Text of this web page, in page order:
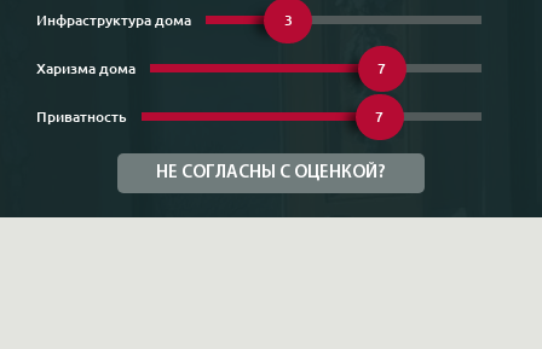
Инфраструктура дома 3
Харизма дома 7
Приватность 7
НЕ СОГЛАСНЫ С ОЦЕНКОЙ?